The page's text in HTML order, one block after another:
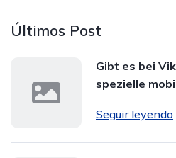
Últimos Post
Gibt es bei
spezielle
Seguir leyendo